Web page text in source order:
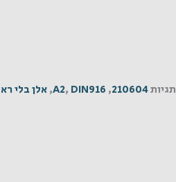
תגיות210604
,
A2, DIN916
,אלן בלי